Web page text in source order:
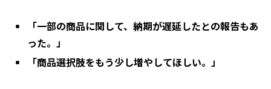
「一部の商品に関して、納期が遅延したとの報告もあ
った。」
「商品選択肢をもう少し増やしてほしい。」